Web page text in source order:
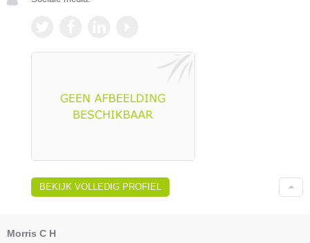
BEKIJK VOLLEDIG PROFIEL
Morris C H